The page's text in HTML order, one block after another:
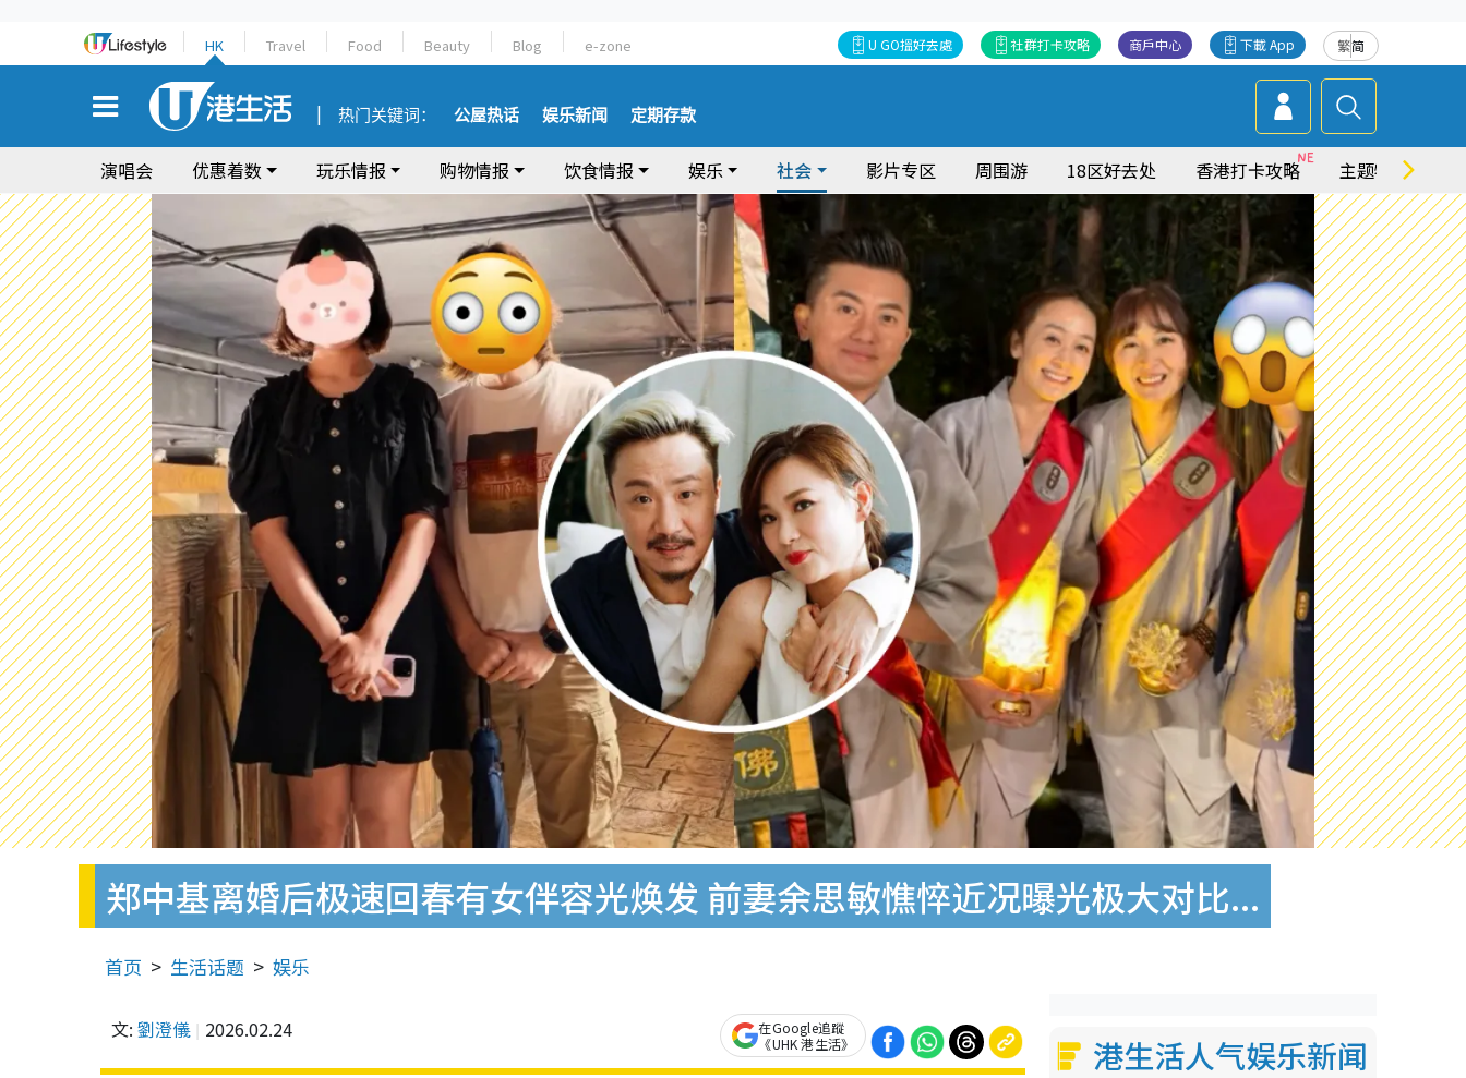
HK Travel Food Beauty Blog e-zone 繁简
下載 App
商戶中心
社群打卡攻略
U GO搵好去處
热门关键词： 公屋热话 娱乐新闻 定期存款
演唱会 优惠着数 玩乐情报 购物情报 饮食情报 娱乐 社会 影片专区 周围游 18区好去处 香港打卡攻略 主题特集
郑中基离婚后极速回春有女伴容光焕发 前妻余思敏憔悴近况曝光极大对比...
首页 生活话题 娱乐
文: 劉澄儀 2026.02.24
在Google追蹤
《UHK 港生活》
港生活人气娱乐新闻